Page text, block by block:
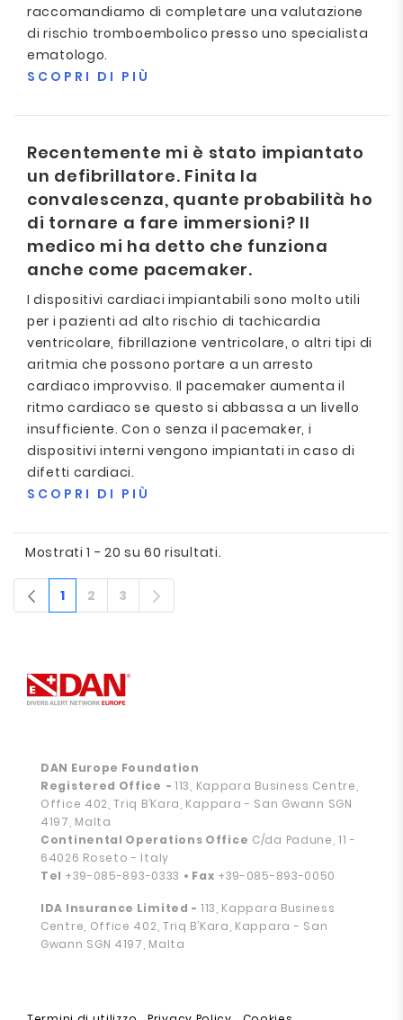
raccomandiamo di completare una valutazione
di rischio tromboembolico presso uno specialista
ematologo.
SCOPRI DI PIÙ
Recentemente mi è stato impiantato
un defibrillatore. Finita la
convalescenza, quante probabilità ho
di tornare a fare immersioni? Il
medico mi ha detto che funziona
anche come pacemaker.
I dispositivi cardiaci impiantabili sono molto utili
per i pazienti ad alto rischio di tachicardia
ventricolare, fibrillazione ventricolare, o altri tipi di
aritmia che possono portare a un arresto
cardiaco improvviso. Il pacemaker aumenta il
ritmo cardiaco se questo si abbassa a un livello
insufficiente. Con o senza il pacemaker, i
dispositivi interni vengono impiantati in caso di
difetti cardiaci.
SCOPRI DI PIÙ
Mostrati 1 - 20 su 60 risultati.
Pagina
1 Pagina
2 Pagina
3
DAN Europe Foundation
Registered Office -113, Kappara Business Centre,
Office 402, Triq B’Kara, Kappara - San Gwann SGN
4197, Malta
Continental Operations Office C/da Padune, 11 -
64026 Roseto - Italy
Tel +39-085-893-0333 • Fax +39-085-893-0050
IDA Insurance Limited - 113, Kappara Business
Centre, Office 402, Triq B’Kara, Kappara - San
Gwann SGN 4197, Malta